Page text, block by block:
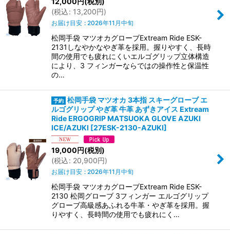
(税込: 13,200円)
お届け目安 : 2026年11月中旬
松岡手袋 マツオカグローブExtream Ride ESK-
2131しなやかなやぎ革を採用。握りやすく、長時
間の使用でも疲れにくいエルゴグリップ立体構造
により、3 フィンガーならではの操作性と保温性
の…
松岡手袋 マツオカ 3本指 スキーグローブ エ
ルゴグリップ やぎ革 牛革 あずきアイス Extream
Ride ERGOGRIP MATSUOKA GLOVE AZUKI
ICE/AZUKI [27ESK-2130-AZUKI]
19,000円(税別)
(税込: 20,900円)
お届け目安 : 2026年11月中旬
松岡手袋 マツオカグローブExtream Ride ESK-
2130 松岡グローブ 3フィンガー エルゴグリップ
グローブ高級感あふれる牛革・やぎ革を採用。握
りやすく、長時間の使用でも疲れにく…